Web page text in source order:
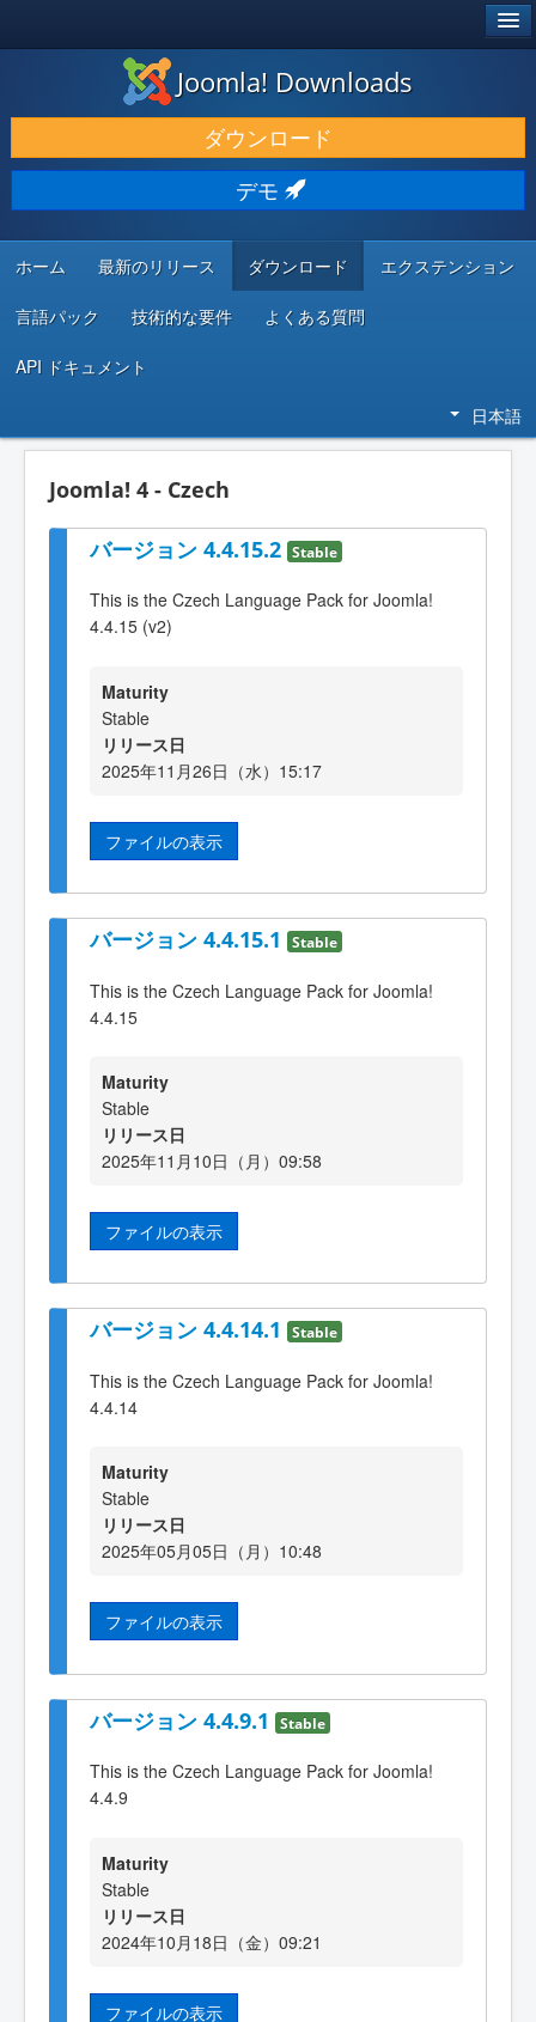
ダウンロードと機能拡張
発見と学び
コミュニティとサポート
開発者向けリソース
Joomla! Downloads
ダウンロード
デモ
ホーム 最新のリリース ダウンロード エクステンション
言語パック 技術的な要件 よくある質問
API ドキュメント
日本語
Joomla! 4 - Czech
バージョン 4.4.15.2 Stable
This is the Czech Language Pack for Joomla!
4.4.15 (v2)
Maturity
Stable
リリース日
2025年11月26日（水）15:17
ファイルの表示
バージョン 4.4.15.1 Stable
This is the Czech Language Pack for Joomla!
4.4.15
Maturity
Stable
リリース日
2025年11月10日（月）09:58
ファイルの表示
バージョン 4.4.14.1 Stable
This is the Czech Language Pack for Joomla!
4.4.14
Maturity
Stable
リリース日
2025年05月05日（月）10:48
ファイルの表示
バージョン 4.4.9.1 Stable
This is the Czech Language Pack for Joomla!
4.4.9
Maturity
Stable
リリース日
2024年10月18日（金）09:21
ファイルの表示